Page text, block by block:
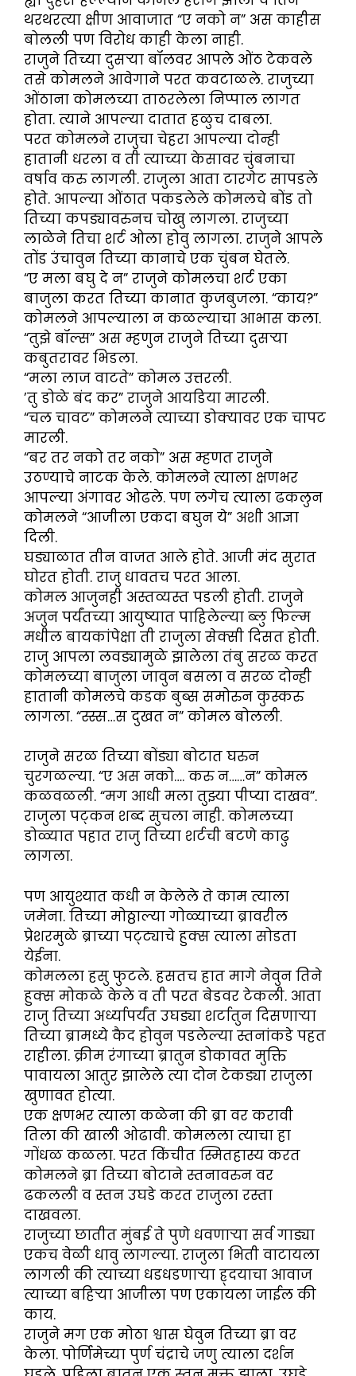
थरथरत्या क्षीण आवाजात “ए नको न” अस काहीस
बोलली पण विरोध काही केला नाही.
राजुने तिच्या दुसऱ्या बॉलवर आपले ओंठ टेकवले
तसे कोमलने आवेगाने परत कवटाळले. राजुच्या
ओंठाना कोमलच्या ताठरलेला निप्पाल लागत
होता. त्याने आपल्या दातात हळुच दाबला.
परत कोमलने राजुचा चेहरा आपल्या दोन्ही
हातानी धरला व ती त्याच्या केसावर चुंबनाचा
वर्षाव करु लागली. राजुला आता टारगेट सापडले
होते. आपल्या ओंठात पकडलेले कोमलचे बोंड तो
तिच्या कपड्यावरुनच चोखु लागला. राजुच्या
लाळेने तिचा शर्ट ओला होवु लागला. राजुने आपले
तोंड उंचावुन तिच्या कानाचे एक चुंबन घेतले.
“ए मला बघु दे न” राजुने कोमलचा शर्ट एका
बाजुला करत तिच्या कानात कुजबुजला. “काय?”
कोमलने आपल्याला न कळल्याचा आभास कला.
“तुझे बॉल्स” अस म्हणुन राजुने तिच्या दुसऱ्या
कबुतरावर भिडला.
“मला लाज वाटते” कोमल उत्तरली.
’तु डोळे बंद कर” राजुने आयडिया मारली.
“चल चावट” कोमलने त्याच्या डोक्यावर एक चापट
मारली.
“बर तर नको तर नको” अस म्हणत राजुने
उठण्याचे नाटक केले. कोमलने त्याला क्षणभर
आपल्या अंगावर ओढले. पण लगेच त्याला ढकलुन
कोमलने “आजीला एकदा बघुन ये” अशी आज्ञा
दिली.
घड्याळात तीन वाजत आले होते. आजी मंद सुरात
घोरत होती. राजु धावतच परत आला.
कोमल आजुनही अस्तव्यस्त पडली होती. राजुने
अजुन पर्यंतच्या आयुष्यात पाहिलेल्या ब्लु फिल्म
मधील बायकांपेक्षा ती राजुला सेक्सी दिसत होती.
राजु आपला लवड्यामुळे झालेला तंबु सरळ करत
कोमलच्या बाजुला जावुन बसला व सरळ दोन्ही
हातानी कोमलचे कडक बुब्स समोरुन कुस्करु
लागला. “स्स्स…स दुखत न” कोमल बोलली.
राजुने सरळ तिच्या बोंड्या बोटात घरुन
चुरगळल्या. “ए अस नको…. करु न……न” कोमल
कळवळली. “मग आधी मला तुझ्या पीप्या दाखव”.
राजुला पट्कन शब्द सुचला नाही. कोमलच्या
डोळ्यात पहात राजु तिच्या शर्टची बटणे काढु
लागला.
पण आयुश्यात कधी न केलेले ते काम त्याला
जमेना. तिच्या मोठ्ठाल्या गोळ्याच्या ब्रावरील
प्रेशरमुळे ब्राच्या पट्ट्याचे हुक्स त्याला सोडता
येईना.
कोमलला हसु फुटले. हसतच हात मागे नेवुन तिने
हुक्स मोकळे केले व ती परत बेडवर टेकली. आता
राजु तिच्या अर्ध्यापर्यंत उघड्या शर्टातुन दिसणाऱ्या
तिच्या ब्रामध्ये कैद होवुन पडलेल्या स्तनांकडे पहत
राहीला. क्रीम रंगाच्या ब्रातुन डोकावत मुक्ति
पावायला आतुर झालेले त्या दोन टेकड्या राजुला
खुणावत होत्या.
एक क्षणभर त्याला कळेना की ब्रा वर करावी
तिला की खाली ओढावी. कोमलला त्याचा हा
गोंधळ कळला. परत किंचीत स्मितहास्य करत
कोमलने ब्रा तिच्या बोटाने स्तनावरुन वर
ढकलली व स्तन उघडे करत राजुला रस्ता
दाखवला.
राजुच्या छातीत मुंबई ते पुणे धवणाऱ्या सर्व गाड्या
एकच वेळी धावु लागल्या. राजुला भिती वाटायला
लागली की त्याच्या धडधडणाऱ्या ह्र्‌दयाचा आवाज
त्याच्या बहिऱ्या आजीला पण एकायला जाईल की
काय.
राजुने मग एक मोठा श्वास घेवुन तिच्या ब्रा वर
केला. पोर्णिमेच्या पुर्ण चंद्राचे जणु त्याला दर्शन